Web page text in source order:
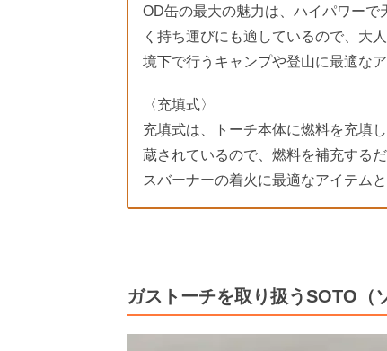
OD缶の最大の魅力は、ハイパワー
く持ち運びにも適しているので、大
境下で行うキャンプや登山に最適な
〈充填式〉
充填式は、トーチ本体に燃料を充填
蔵されているので、燃料を補充する
スバーナーの着火に最適なアイテムと
ガストーチを取り扱うSOTO（